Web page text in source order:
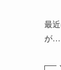
最
が